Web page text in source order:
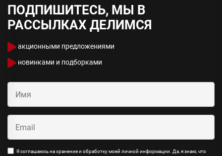
ПОДПИШИТЕСЬ, МЫ В
РАССЫЛКАХ ДЕЛИМСЯ
акционными предложениями
новинками и подборками
Я соглашаюсь на хранение и обработку моей личной информации. Да, я знаю, что